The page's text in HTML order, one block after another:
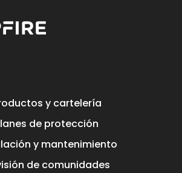
y cartelería
de protección
y mantenimiento
de comunidades